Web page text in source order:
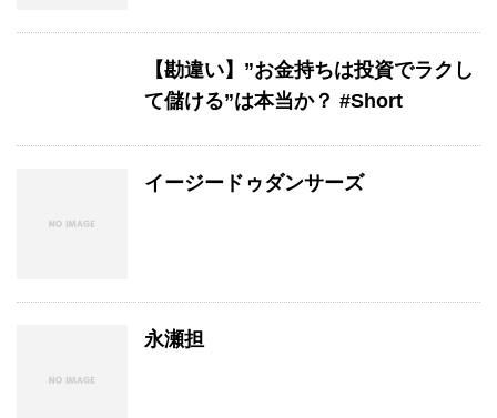
【勘違い】”お金持ちは投資でラクし
て儲ける”は本当か？ #Short
イージードゥダンサーズ
永瀬担